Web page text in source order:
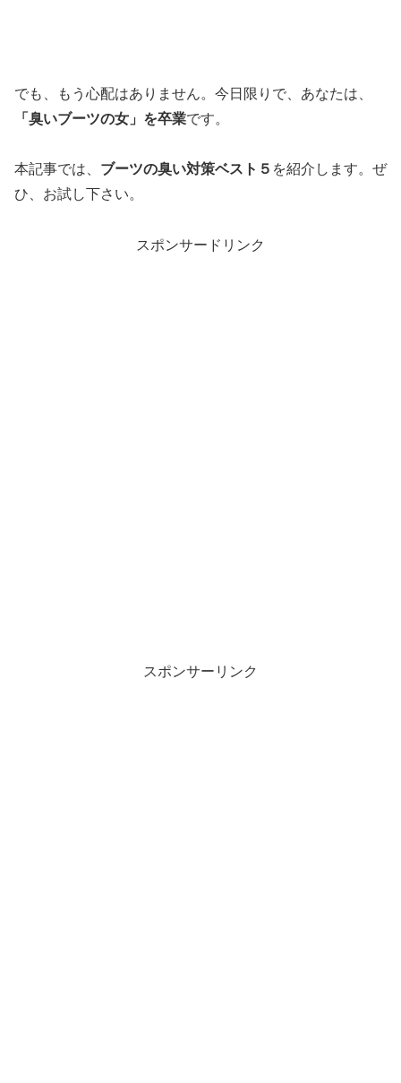
でも、もう心配はありません。今日限りで、あなたは、
「臭いブーツの女」を卒業です。
本記事では、 ブーツの臭い対策ベスト５ を紹介します。ぜ
ひ、お試し下さい。
スポンサードリンク
スポンサーリンク